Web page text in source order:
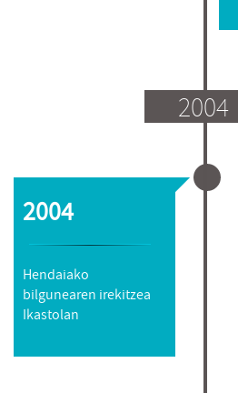
2004
2004
Hendaiako
bilgunearen irekitzea
Ikastolan